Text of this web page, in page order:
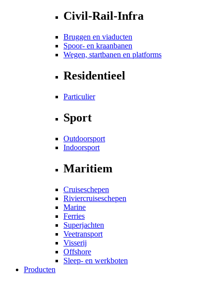
Civil-Rail-Infra
Bruggen en viaducten
Spoor- en kraanbanen
Wegen, startbanen en platforms
Residentieel
Particulier
Sport
Outdoorsport
Indoorsport
Maritiem
Cruiseschepen
Riviercruiseschepen
Marine
Ferries
Superjachten
Veetransport
Visserij
Offshore
Sleep- en werkboten
Producten